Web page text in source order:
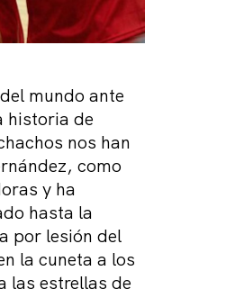
mundo ante
historia de
nos han
como
y ha
hasta la
por lesión del
la cuneta a los
las estrellas de